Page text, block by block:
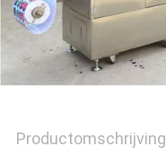
Productomschrijving